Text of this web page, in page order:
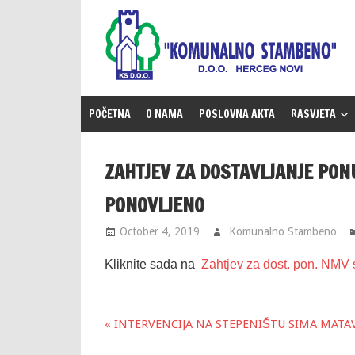
content
POČETNA O NAMA POSLOVNA AKTA RASVJETA
ZAHTJEV ZA DOSTAVLJANJE
PONOVLJENO
October 4, 2019 Komunalno Stambeno
Kliknite sada na Zahtjev za dost. pon.
Post
« INTERVENCIJA NA STEPENIŠTU SIMA